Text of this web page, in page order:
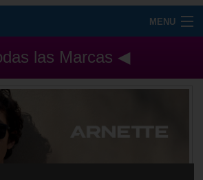
MENU
Gafas de Sol
Graduadas
Deportivas
las Marcas ◀